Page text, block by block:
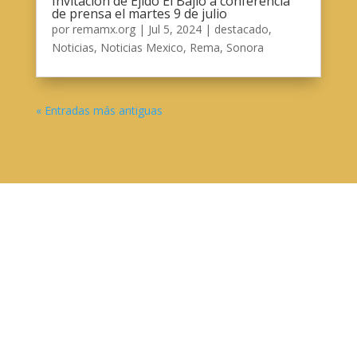
de prensa el martes 9 de julio
por remamx.org| Jul 5, 2024| destacado,
Noticias, Noticias Mexico, Rema, Sonora
« Entradas más antiguas